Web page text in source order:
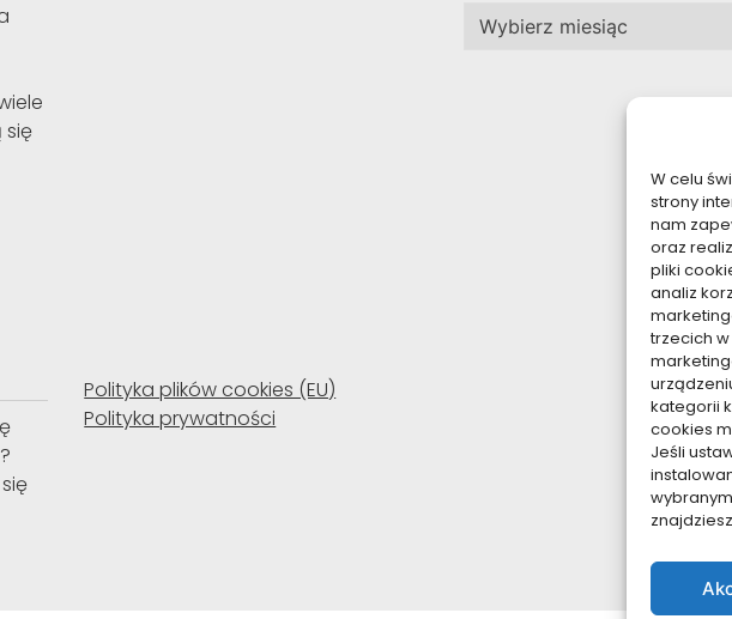
W celu
strony
nam
oraz
pliki
analiz
trzecich
kategorii
cookies
Jeśli
Archiwa
Polityka plików cookies (EU)
Polityka prywatności